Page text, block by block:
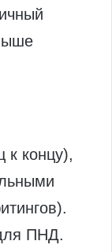
к концу),
ПНД.